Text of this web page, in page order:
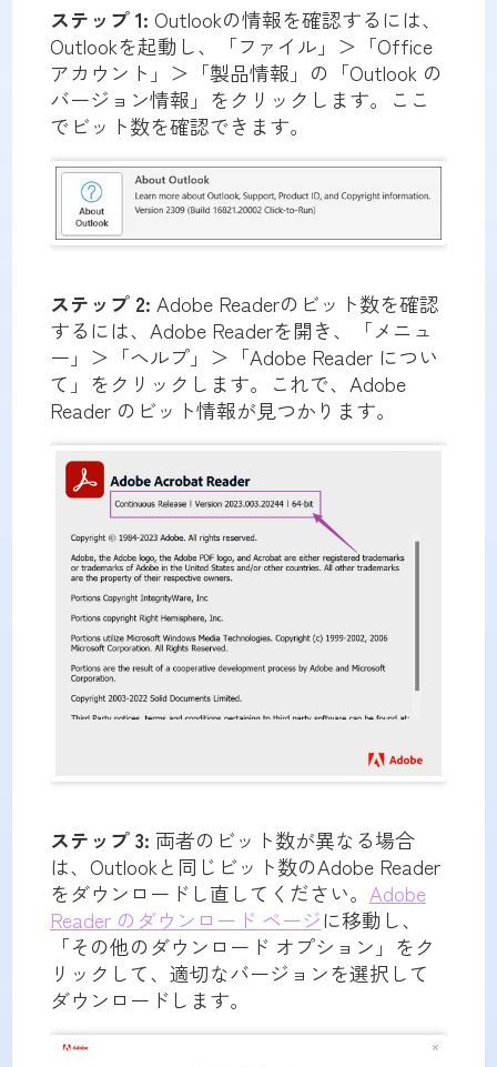
ステップ 1: Outlookの情報を確認するには、
Outlookを起動し、「ファイル」＞「Office
アカウント」＞「製品情報」の「Outlook の
バージョン情報」をクリックします。ここ
でビット数を確認できます。
ステップ 2: Adobe Readerのビット数を確認
するには、Adobe Readerを開き、「メニュ
ー」＞「ヘルプ」＞「Adobe Reader につい
て」をクリックします。これで、Adobe
Reader のビット情報が見つかります。
ステップ 3: 両者のビット数が異なる場合
は、Outlookと同じビット数のAdobe Reader
をダウンロードし直してください。 Adobe
Reader のダウンロード ページに移動し、
「その他のダウンロード オプション」をク
リックして、適切なバージョンを選択して
ダウンロードします。